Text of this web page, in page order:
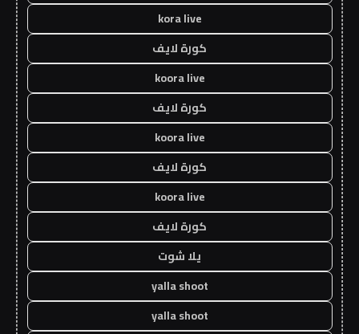
kora live
كورة لايف
koora live
كورة لايف
koora live
كورة لايف
koora live
كورة لايف
يلا شوت
yalla shoot
yalla shoot